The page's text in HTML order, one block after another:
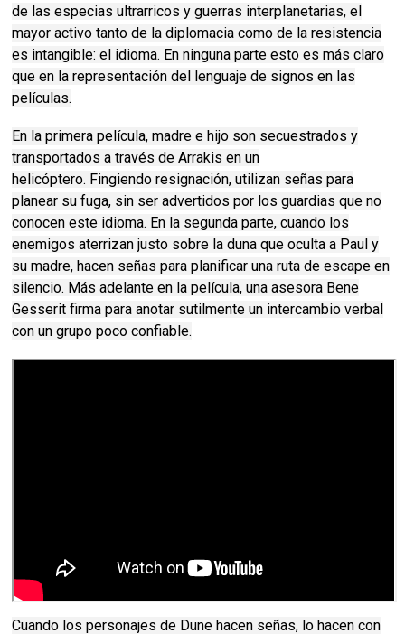
de las especias ultrarricos y guerras interplanetarias, el
mayor activo tanto de la diplomacia como de la resistencia
es intangible: el idioma. En ninguna parte esto es más claro
que en la representación del lenguaje de signos en las
películas.
En la primera película, madre e hijo son secuestrados y
transportados a través de Arrakis en un
helicóptero. Fingiendo resignación, utilizan señas para
planear su fuga, sin ser advertidos por los guardias que no
conocen este idioma. En la segunda parte, cuando los
enemigos aterrizan justo sobre la duna que oculta a Paul y
su madre, hacen señas para planificar una ruta de escape en
silencio. Más adelante en la película, una asesora Bene
Gesserit firma para anotar sutilmente un intercambio verbal
con un grupo poco confiable.
Cuando los personajes de Dune hacen señas, lo hacen con